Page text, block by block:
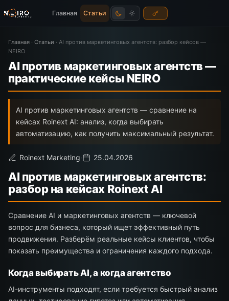
Главная Статьи
Главная · Статьи · AI против маркетинговых агентств: разбор кейсов —
NEIRO
AI против маркетинговых агентств —
практические кейсы NEIRO
AI против маркетинговых агентств — сравнение на
кейсах Roinext AI: анализ, когда выбирать
автоматизацию, как получить максимальный результат.
Roinext Marketing· 25.04.2026
AI против маркетинговых агентств:
разбор на кейсах Roinext AI
Сравнение AI и маркетинговых агентств — ключевой
вопрос для бизнеса, который ищет эффективный путь
продвижения. Разберём реальные кейсы клиентов, чтобы
показать преимущества и ограничения каждого подхода.
Когда выбирать AI, а когда агентство
AI-инструменты подходят, если требуется быстрый анализ